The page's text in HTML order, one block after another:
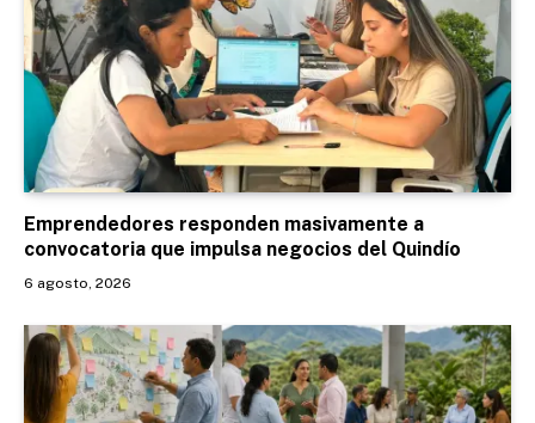
Emprendedores responden masivamente a
convocatoria que impulsa negocios del Quindío
6 agosto, 2026